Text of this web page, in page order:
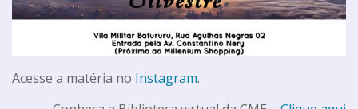
Acesse a matéria no Instagram.